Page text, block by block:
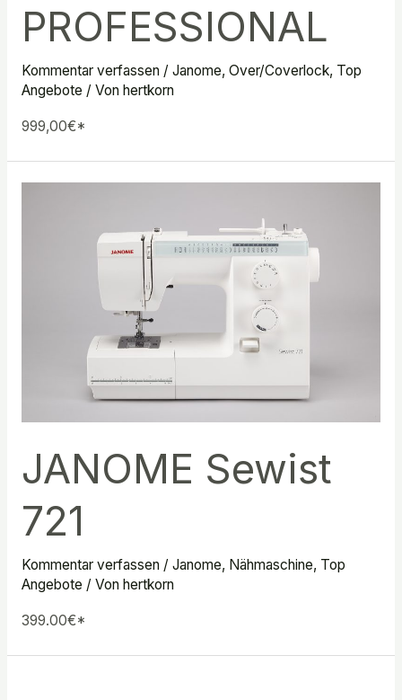
PROFESSIONAL
Kommentar verfassen / Janome, Over/Coverlock, Top
Angebote / Von hertkorn
999,00€*
JANOME Sewist
721
Kommentar verfassen / Janome, Nähmaschine, Top
Angebote / Von hertkorn
399.00€*